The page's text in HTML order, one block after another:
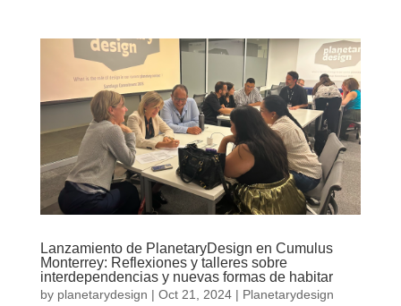
Lanzamiento de PlanetaryDesign en Cumulus
Monterrey: Reflexiones y talleres sobre
interdependencias y nuevas formas de habitar
by planetarydesign | Oct 21, 2024| Planetarydesign